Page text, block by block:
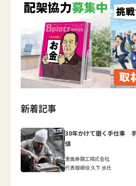
新着記事
30年かけて磨く手仕事
値
恵美寿鋳工株式会社
代表取締役 久下 歩氏